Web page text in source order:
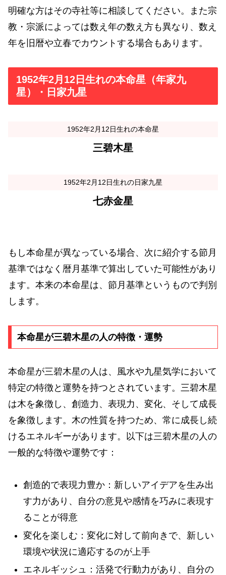
明確な方はその寺社等に相談してください。また宗
教・宗派によっては数え年の数え方も異なり、数え
年を旧暦や立春でカウントする場合もあります。
1952年2月12日生れの本命星（年家九
星）・日家九星
1952年2月12日生れの本命星
三碧木星
1952年2月12日生れの日家九星
七赤金星
もし本命星が異なっている場合、次に紹介する節月
基準ではなく暦月基準で算出していた可能性があり
ます。本来の本命星は、節月基準というもので判別
します。
本命星が三碧木星の人の特徴・運勢
本命星が三碧木星の人は、風水や九星気学において
特定の特徴と運勢を持つとされています。三碧木星
は木を象徴し、創造力、表現力、変化、そして成長
を象徴します。木の性質を持つため、常に成長し続
けるエネルギーがあります。以下は三碧木星の人の
一般的な特徴や運勢です：
創造的で表現力豊か：新しいアイデアを生み出
す力があり、自分の意見や感情を巧みに表現す
ることが得意
変化を楽しむ：変化に対して前向きで、新しい
環境や状況に適応するのが上手
エネルギッシュ：活発で行動力があり、自分の